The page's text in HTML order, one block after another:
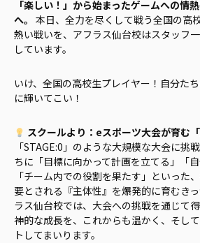
「楽しい！」から始まったゲームへの情
へ。 本日、全力を尽くして戦う全国の高
熱い戦いを、アフラス仙台校はスタッフ
しています。
いけ、全国の高校生プレイヤー！自分た
に輝いてこい！
スクールより：eスポーツ大会が育む「
「STAGE:0」のような大規模な大会に挑
ちに「目標に向かって計画を立てる」「
「チーム内での役割を果たす」といった
要とされる『主体性』を爆発的に育むき
ラス仙台校では、大会への挑戦を通じて
神的な成長を、これからも温かく、そし
トしてまいります。